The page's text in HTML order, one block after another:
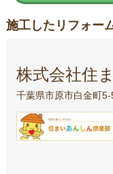
施工したリフォー
株式会社住
千葉県市原市白金町5-